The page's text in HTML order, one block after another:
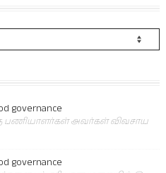
governance
அவர்கள் விவசாய
governance